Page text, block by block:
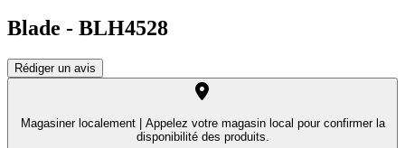
Blade - BLH4528
Rédiger un avis
Magasiner localement |
Appelez votre magasin local pour confirmer la
disponibilité des produits.